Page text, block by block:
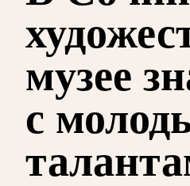
музее
с